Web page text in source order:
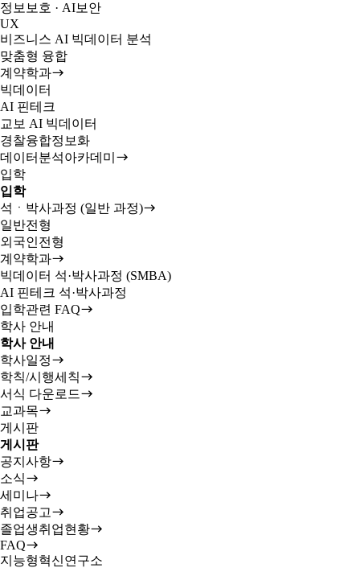
정보보호 · AI보안
UX
비즈니스 AI 빅데이터 분석
맞춤형 융합
계약학과
빅데이터
AI 핀테크
교보 AI 빅데이터
경찰융합정보화
데이터분석아카데미
입학
입학
석ㆍ박사과정 (일반 과정)
일반전형
외국인전형
계약학과
빅데이터 석·박사과정 (SMBA)
AI 핀테크 석·박사과정
입학관련 FAQ
학사 안내
학사 안내
학사일정
학칙/시행세칙
서식 다운로드
교과목
게시판
게시판
공지사항
소식
세미나
취업공고
졸업생취업현황
FAQ
지능형혁신연구소